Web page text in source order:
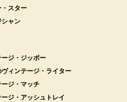
スター
シャン
ージ・ジッポー
ヴィンテージ・ライター
ージ・マッチ
ージ・アッシュトレイ